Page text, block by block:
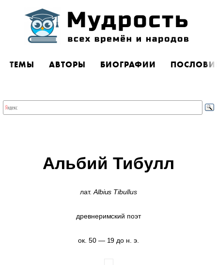
ТЕМЫ АВТОРЫ БИОГРАФИИ
Альбий Тибулл
лат. Albius Tibullus
древнеримский поэт
ок. 50 — 19 до н. э.